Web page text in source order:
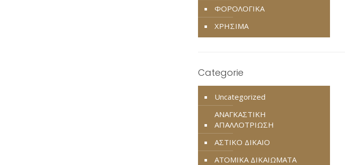
ΦΟΡΟΛΟΓΙΚΑ
ΧΡΗΣΙΜΑ
Categorie
Uncategorized
ΑΝΑΓΚΑΣΤΙΚΗ
ΑΠΑΛΛΟΤΡΙΩΣΗ
ΑΣΤΙΚΟ ΔΙΚΑΙΟ
ΑΤΟΜΙΚΑ ΔΙΚΑΙΩΜΑΤΑ